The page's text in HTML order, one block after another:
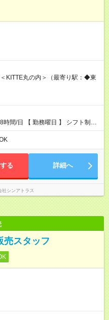
KITTE丸の内＞（最寄り駅：◆東
時間/日 【 勤務曜日 】 シフト制
【勤務時間】 9：30
働8ｈ＋休憩1h） シフト例（9時
る 詳細へ
社シンアトラス
売スタッフ